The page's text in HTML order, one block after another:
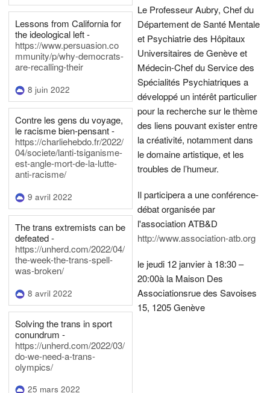
Lessons from California for
the ideological left -
https://www.persuasion.co
mmunity/p/why-democrats-
are-recalling-their
8 juin 2022
Contre les gens du voyage,
le racisme bien-pensant -
https://charliehebdo.fr/2022/
04/societe/lanti-tsiganisme-
est-angle-mort-de-la-lutte-
anti-racisme/
9 avril 2022
The trans extremists can be
defeated -
https://unherd.com/2022/04/
the-week-the-trans-spell-
was-broken/
8 avril 2022
Solving the trans in sport
conundrum -
https://unherd.com/2022/03/
do-we-need-a-trans-
olympics/
25 mars 2022
Le Professeur Aubry, Chef du
Département de Santé Mentale
et Psychiatrie des Hôpitaux
Universitaires de Genève et
Médecin-Chef du Service des
Spécialités Psychiatriques a
développé un intérêt particulier
pour la recherche sur le thème
des liens pouvant exister entre
la créativité, notamment dans
le domaine artistique, et les
troubles de l’humeur.
Il participera a une conférence-
débat organisée par
l'association ATB&D
http://www.association-atb.org
le jeudi 12 janvier à 18:30 –
20:00à la Maison Des
Associationsrue des Savoises
15, 1205 Genève